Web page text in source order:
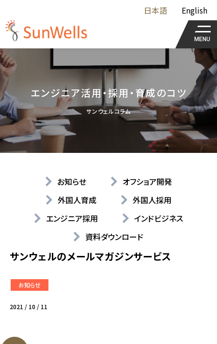
日本語 English
MENU
エンジニア活用・採用・育成のコツ
サンウェルコラム
お知らせ
オフショア開発
外国人育成
外国人採用
エンジニア採用
インドビジネス
資料ダウンロード
サンウェルのメールマガジンサービス
お知らせ
2021 / 10 / 11